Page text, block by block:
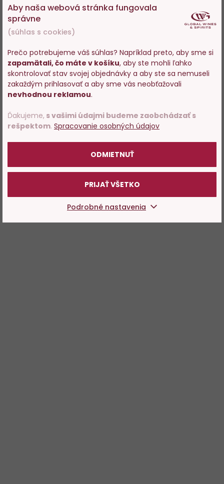
Aby naša webová stránka fungovala
správne
(súhlas s cookies)
Prečo potrebujeme váš súhlas? Napríklad preto, aby sme si
zapamätali, čo máte v košíku, aby ste mohli ľahko
skontrolovať stav svojej objednávky a aby ste sa nemuseli
zakaždým prihlasovať a aby sme vás neobťažovali
nevhodnou reklamou.
Ďakujeme, s vašimi údajmi budeme zaobchádzať s
rešpektom. Spracovanie osobných údajov
ODMIETNUŤ
PRIJAŤ VŠETKO
Podrobné nastavenia
Vstupujete na stránky s
predajom alkoholu. Prosím
potvrďte, že Vám už bolo 18